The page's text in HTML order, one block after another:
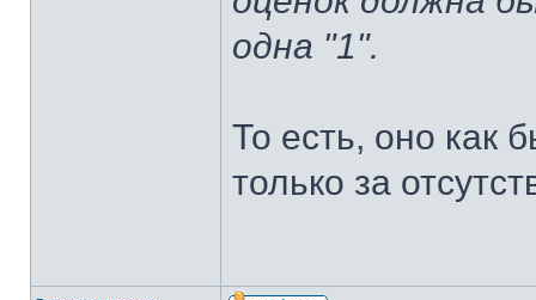
одна "1".
То есть, оно как
только за